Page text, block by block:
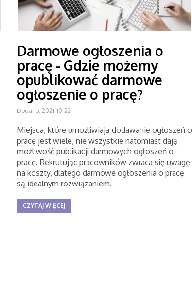
Darmowe ogłoszenia o
pracę - Gdzie możemy
opublikować darmowe
ogłoszenie o pracę?
Dodano: 2021-10-22
Miejsca, które umożliwiają dodawanie ogłoszeń o
pracę jest wiele, nie wszystkie natomiast dają
możliwość publikacji darmowych ogłoszeń o
pracę. Rekrutując pracowników zwraca się uwagę
na koszty, dlatego darmowe ogłoszenia o pracę
są idealnym rozwiązaniem.
CZYTAJ WIĘCEJ